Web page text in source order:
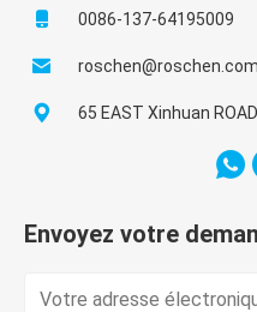
0086-137-64195009
roschen@roschen.com
65 EAST Xinhuan
Envoyez votre